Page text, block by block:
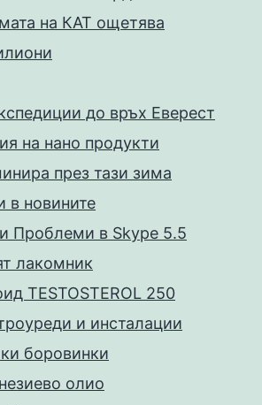
на КАТ ощетява
до връх Еверест
на нано продукти
през тази зима
в новините
Проблеми в Skype 5.5
лакомник
TESTOSTEROL 250
и инсталации
боровинки
олио